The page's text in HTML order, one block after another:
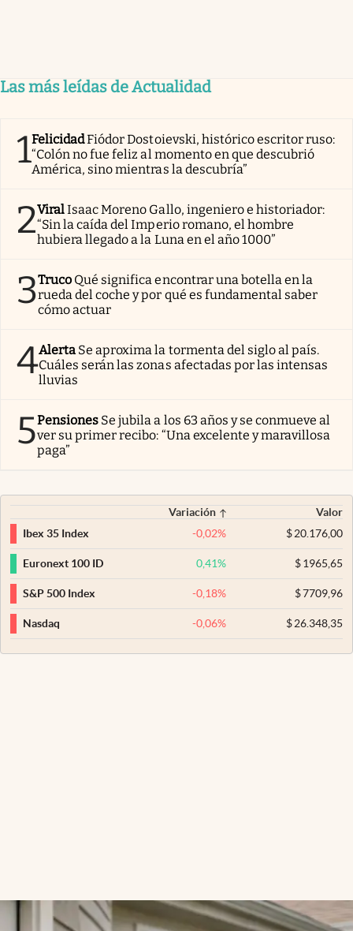
Las más leídas de Actualidad
1FelicidadFiódor Dostoievski, histórico escritor ruso:
“Colón no fue feliz al momento en que descubrió
América, sino mientras la descubría”
2ViralIsaac Moreno Gallo, ingeniero e historiador:
“Sin la caída del Imperio romano, el hombre
hubiera llegado a la Luna en el año 1000”
3Truco Qué significa encontrar una botella en la
rueda del coche y por qué es fundamental saber
cómo actuar
4Alerta Se aproxima la tormenta del siglo al país.
Cuáles serán las zonas afectadas por las intensas
lluvias
5Pensiones Se jubila a los 63 años y se conmueve al
ver su primer recibo: “Una excelente y maravillosa
paga”
Variación
Valor
Ibex 35 Index
-0,02% $20.176,00
Euronext 100 ID 0,41% $1965,65
S&P 500 Index -0,18% $7709,96
Nasdaq -0,06% $26.348,35